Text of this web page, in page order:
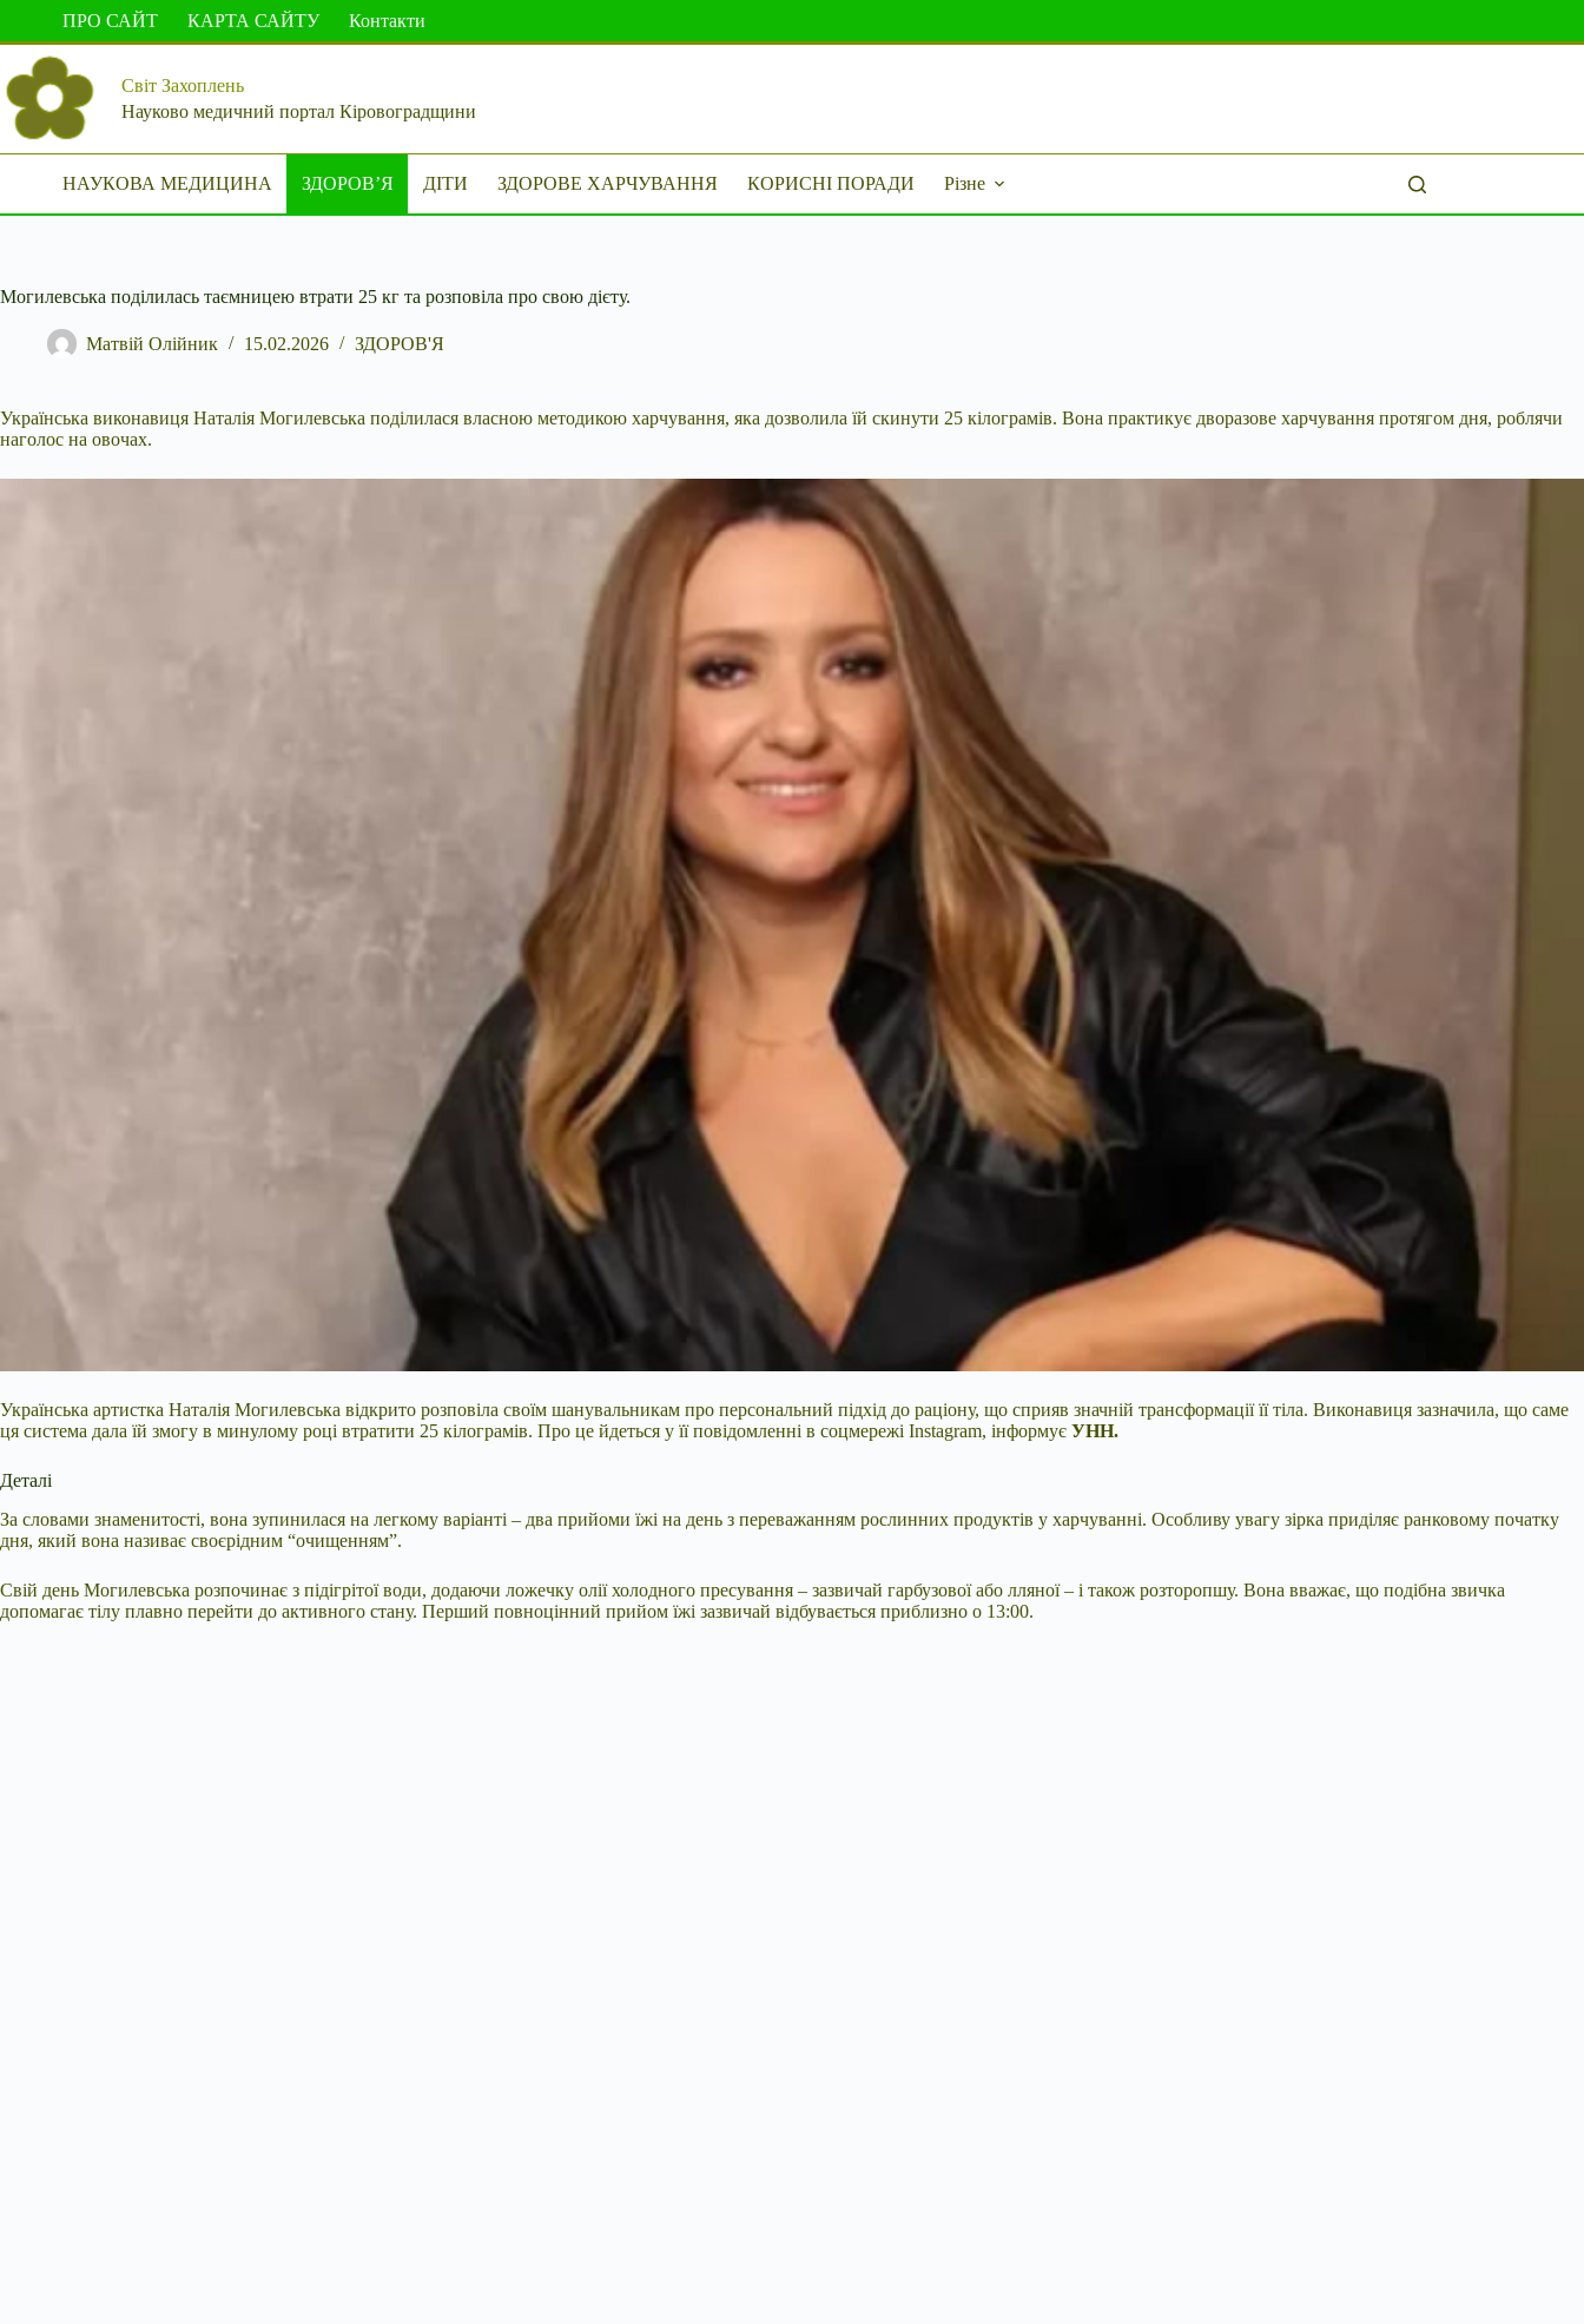
вмісту
ПРО САЙТ КАРТА САЙТУ Контакти
Світ Захоплень
Науково медичний портал Кіровоградщини
НАУКОВА МЕДИЦИНА ЗДОРОВ’Я ДІТИ ЗДОРОВЕ ХАРЧУВАННЯ КОРИСНІ ПОРАДИ Різне
Могилевська поділилась таємницею втрати 25 кг та розповіла про свою дієту.
Матвій Олійник 15.02.2026 ЗДОРОВ'Я
Українська виконавиця Наталія Могилевська поділилася власною методикою харчування, яка дозволила їй скинути 25 кілограмів. Вона практикує дворазове харчування протягом дня, роблячи
наголос на овочах.
Українська артистка Наталія Могилевська відкрито розповіла своїм шанувальникам про персональний підхід до раціону, що сприяв значній трансформації її тіла. Виконавиця зазначила, що саме
ця система дала їй змогу в минулому році втратити 25 кілограмів. Про це йдеться у її повідомленні в соцмережі Instagram, інформує УНН.
Деталі
За словами знаменитості, вона зупинилася на легкому варіанті – два прийоми їжі на день з переважанням рослинних продуктів у харчуванні. Особливу увагу зірка приділяє ранковому початку
дня, який вона називає своєрідним “очищенням”.
Свій день Могилевська розпочинає з підігрітої води, додаючи ложечку олії холодного пресування – зазвичай гарбузової або лляної – і також розторопшу. Вона вважає, що подібна звичка
допомагає тілу плавно перейти до активного стану. Перший повноцінний прийом їжі зазвичай відбувається приблизно о 13:00.